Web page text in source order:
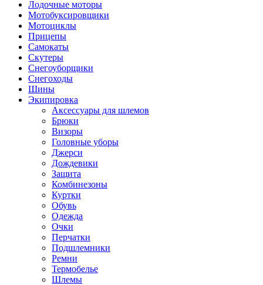
Лодочные моторы
Мотобуксировщики
Мотоциклы
Прицепы
Самокаты
Скутеры
Снегоуборщики
Снегоходы
Шины
Экипировка
Аксессуары для шлемов
Брюки
Визоры
Головные уборы
Джерси
Дождевики
Защита
Комбинезоны
Куртки
Обувь
Одежда
Очки
Перчатки
Подшлемники
Ремни
Термобелье
Шлемы